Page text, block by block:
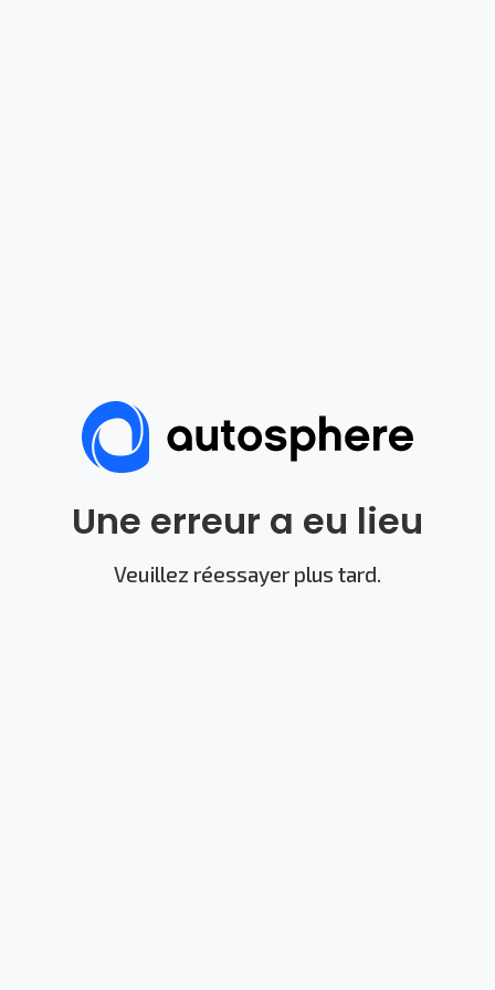
Une erreur a eu lieu
Veuillez réessayer plus tard.